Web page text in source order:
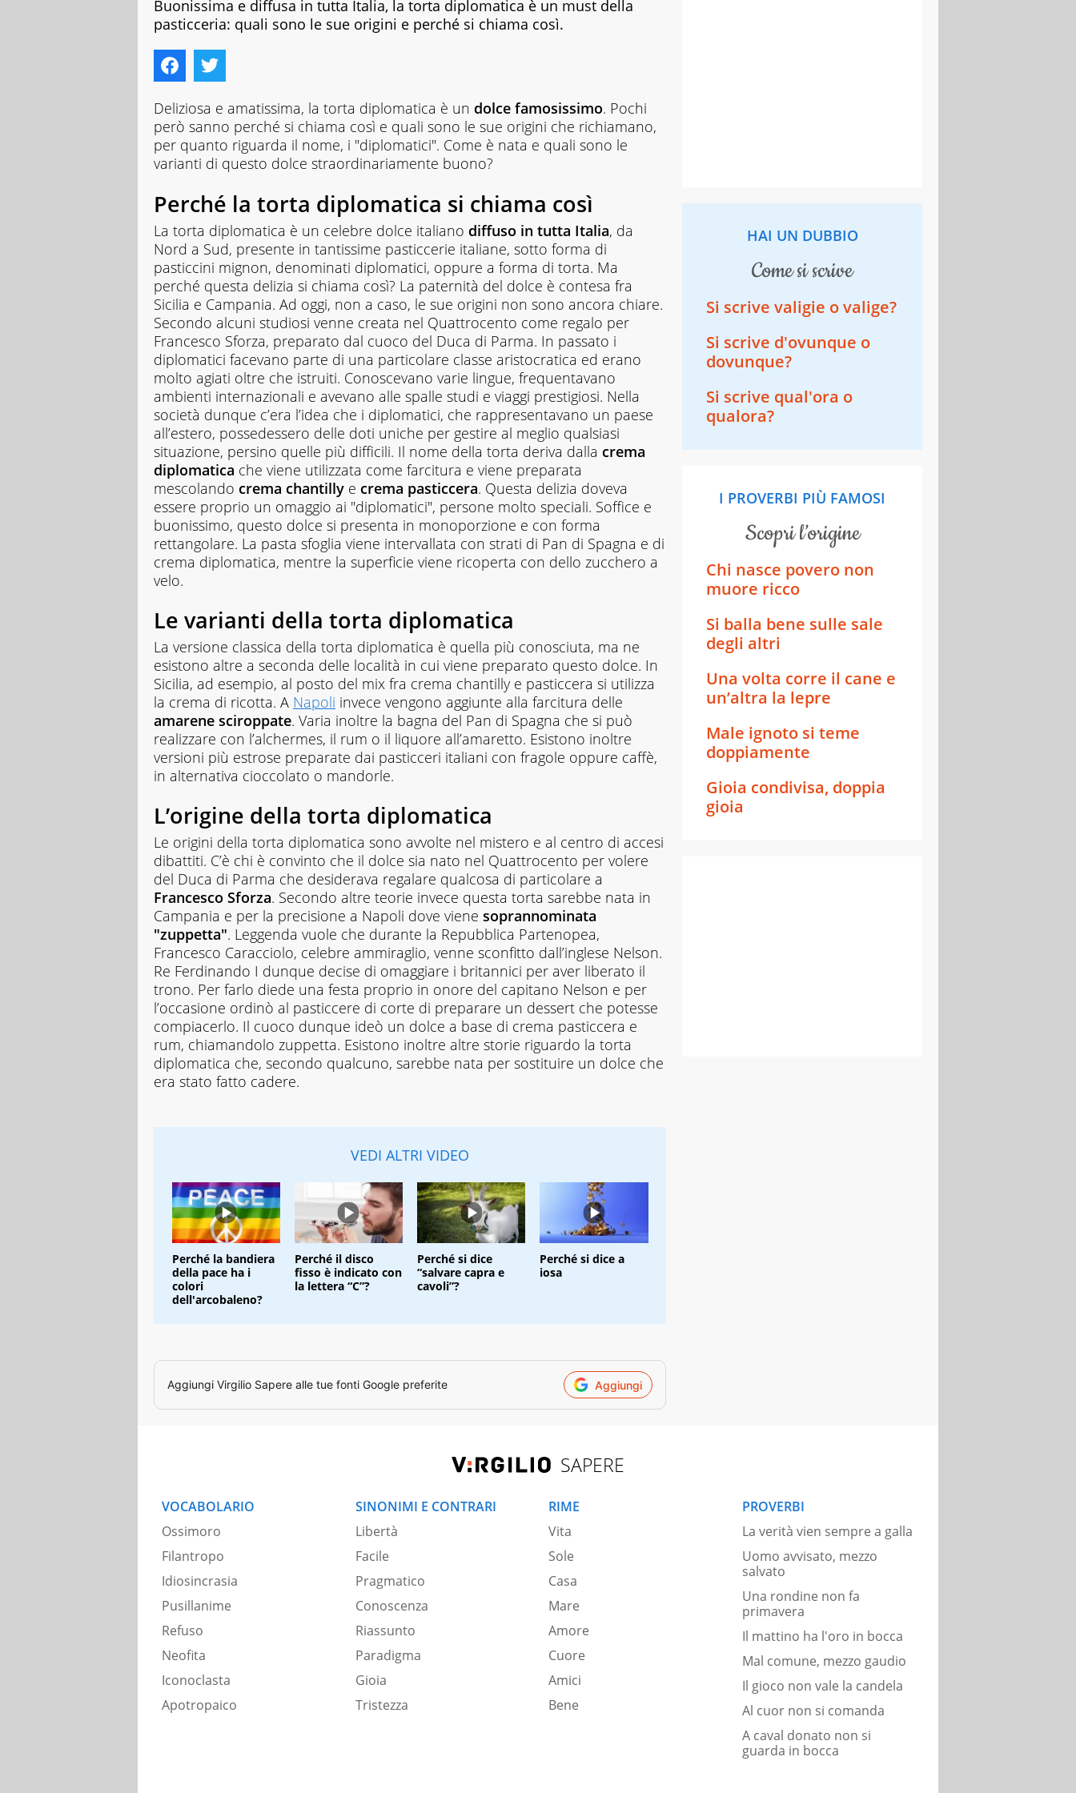
Buonissima e diffusa in tutta Italia, la torta diplomatica è un must della
pasticceria: quali sono le sue origini e perché si chiama così.
Deliziosa e amatissima, la torta diplomatica è un dolce famosissimo. Pochi
però sanno perché si chiama così e quali sono le sue origini che richiamano,
per quanto riguarda il nome, i "diplomatici". Come è nata e quali sono le
varianti di questo dolce straordinariamente buono?
Perché la torta diplomatica si chiama così
La torta diplomatica è un celebre dolce italiano diffuso in tutta Italia, da
Nord a Sud, presente in tantissime pasticcerie italiane, sotto forma di
pasticcini mignon, denominati diplomatici, oppure a forma di torta. Ma
perché questa delizia si chiama così? La paternità del dolce è contesa fra
Sicilia e Campania. Ad oggi, non a caso, le sue origini non sono ancora chiare.
Secondo alcuni studiosi venne creata nel Quattrocento come regalo per
Francesco Sforza, preparato dal cuoco del Duca di Parma. In passato i
diplomatici facevano parte di una particolare classe aristocratica ed erano
molto agiati oltre che istruiti. Conoscevano varie lingue, frequentavano
ambienti internazionali e avevano alle spalle studi e viaggi prestigiosi. Nella
società dunque c’era l’idea che i diplomatici, che rappresentavano un paese
all’estero, possedessero delle doti uniche per gestire al meglio qualsiasi
situazione, persino quelle più difficili. Il nome della torta deriva dalla crema
diplomatica che viene utilizzata come farcitura e viene preparata
mescolando crema chantilly e crema pasticcera. Questa delizia doveva
essere proprio un omaggio ai "diplomatici", persone molto speciali. Soffice e
buonissimo, questo dolce si presenta in monoporzione e con forma
rettangolare. La pasta sfoglia viene intervallata con strati di Pan di Spagna e di
crema diplomatica, mentre la superficie viene ricoperta con dello zucchero a
velo.
Le varianti della torta diplomatica
La versione classica della torta diplomatica è quella più conosciuta, ma ne
esistono altre a seconda delle località in cui viene preparato questo dolce. In
Sicilia, ad esempio, al posto del mix fra crema chantilly e pasticcera si utilizza
la crema di ricotta. A Napoli invece vengono aggiunte alla farcitura delle
amarene sciroppate. Varia inoltre la bagna del Pan di Spagna che si può
realizzare con l’alchermes, il rum o il liquore all’amaretto. Esistono inoltre
versioni più estrose preparate dai pasticceri italiani con fragole oppure caffè,
in alternativa cioccolato o mandorle.
L’origine della torta diplomatica
Le origini della torta diplomatica sono avvolte nel mistero e al centro di accesi
dibattiti. C’è chi è convinto che il dolce sia nato nel Quattrocento per volere
del Duca di Parma che desiderava regalare qualcosa di particolare a
Francesco Sforza. Secondo altre teorie invece questa torta sarebbe nata in
Campania e per la precisione a Napoli dove viene soprannominata
"zuppetta". Leggenda vuole che durante la Repubblica Partenopea,
Francesco Caracciolo, celebre ammiraglio, venne sconfitto dall’inglese Nelson.
Re Ferdinando I dunque decise di omaggiare i britannici per aver liberato il
trono. Per farlo diede una festa proprio in onore del capitano Nelson e per
l’occasione ordinò al pasticcere di corte di preparare un dessert che potesse
compiacerlo. Il cuoco dunque ideò un dolce a base di crema pasticcera e
rum, chiamandolo zuppetta. Esistono inoltre altre storie riguardo la torta
diplomatica che, secondo qualcuno, sarebbe nata per sostituire un dolce che
era stato fatto cadere.
VEDI ALTRI VIDEO
Perché la bandiera
della pace ha i
colori
dell'arcobaleno?
Perché il disco
fisso è indicato con
la lettera “C”?
Perché si dice
“salvare capra e
cavoli”?
Perché si dice a
iosa
Aggiungi Virgilio Sapere alle tue fonti Google preferite Aggiungi
HAI UN DUBBIO
come si scrive
Si scrive valigie o valige?
Si scrive d'ovunque o
dovunque?
Si scrive qual'ora o
qualora?
I PROVERBI PIÙ FAMOSI
scopri l’origine
Chi nasce povero non
muore ricco
Si balla bene sulle sale
degli altri
Una volta corre il cane e
un’altra la lepre
Male ignoto si teme
doppiamente
Gioia condivisa, doppia
gioia
SAPERE
VOCABOLARIO
Ossimoro
Filantropo
Idiosincrasia
Pusillanime
Refuso
Neofita
Iconoclasta
Apotropaico
SINONIMI E CONTRARI
Libertà
Facile
Pragmatico
Conoscenza
Riassunto
Paradigma
Gioia
Tristezza
RIME
Vita
Sole
Casa
Mare
Amore
Cuore
Amici
Bene
PROVERBI
La verità vien sempre a galla
Uomo avvisato, mezzo
salvato
Una rondine non fa
primavera
Il mattino ha l'oro in bocca
Mal comune, mezzo gaudio
Il gioco non vale la candela
Al cuor non si comanda
A caval donato non si
guarda in bocca